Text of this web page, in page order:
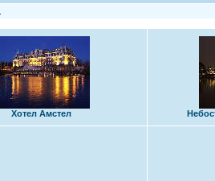
Хотел Амстел